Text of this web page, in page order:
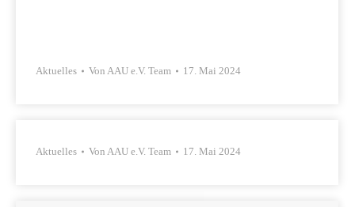
Aktuelles Von AAU e.V. Team 17. Mai 2024
Aktuelles Von AAU e.V. Team 17. Mai 2024